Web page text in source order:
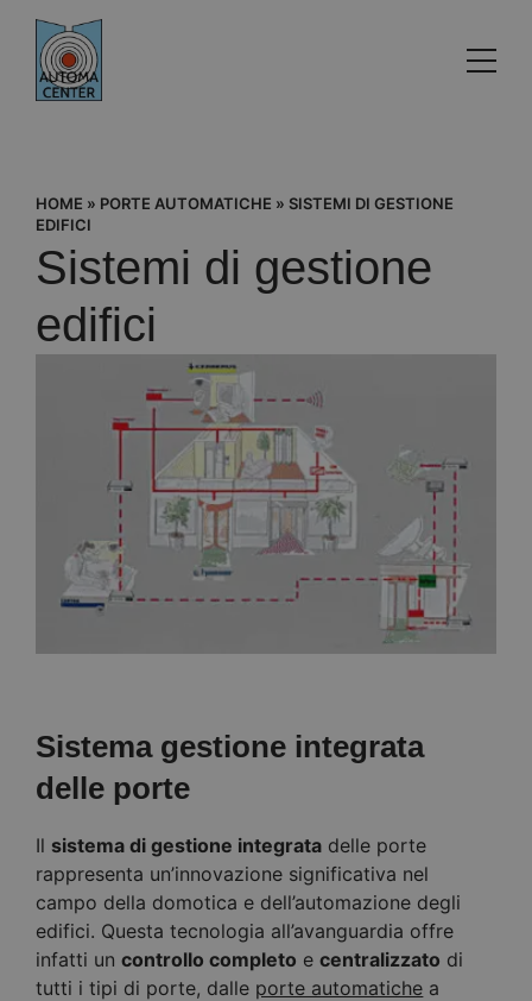
HOME » PORTE AUTOMATICHE »SISTEMI DI GESTIONE
EDIFICI
Sistemi di gestione
edifici
Sistema gestione integrata
delle porte
Il sistema di gestione integrata delle porte
rappresenta un’innovazione significativa nel
campo della domotica e dell’automazione degli
edifici. Questa tecnologia all’avanguardia offre
infatti uncontrollo completo ecentralizzato di
tutti i tipi di porte, dalle porte automatiche a